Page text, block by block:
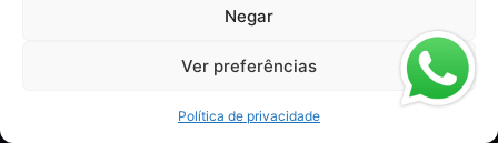
Negar
Ver preferências
Política de privacidade